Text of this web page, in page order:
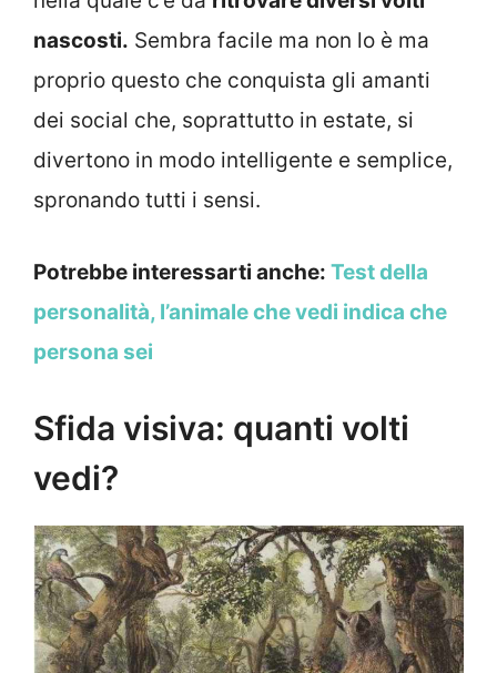
nascosti. Sembra facile ma non lo è ma
proprio questo che conquista gli amanti
dei social che, soprattutto in estate, si
divertono in modo intelligente e semplice,
spronando tutti i sensi.
Potrebbe interessarti anche: Test della
personalità, l’animale che vedi indica che
persona sei
Sfida visiva: quanti volti
vedi?